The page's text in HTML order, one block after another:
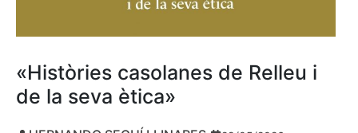
«Històries casolanes de Relleu i
de la seva ètica»